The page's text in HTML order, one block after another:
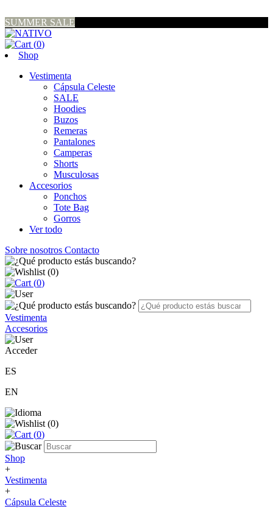
SUMMER SALE
(0)
Shop
Vestimenta
Cápsula Celeste
SALE
Hoodies
Buzos
Remeras
Pantalones
Camperas
Shorts
Musculosas
Accesorios
Ponchos
Tote Bag
Gorros
Ver todo
Sobre nosotros Contacto
(0)
(0)
Vestimenta
Accesorios
Acceder
ES
EN
(0)
(0)
Shop
+
Vestimenta
+
Cápsula Celeste